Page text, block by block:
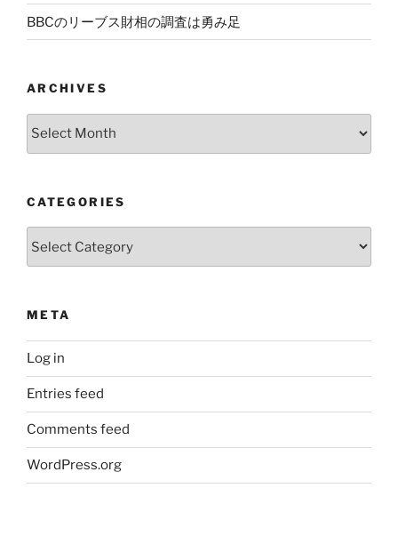
BBCのリーブス財相の調査は勇み足
ARCHIVES
Archives
CATEGORIES
META
Log in
Entries feed
Comments feed
WordPress.org